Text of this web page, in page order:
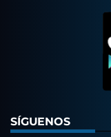
SÍGUENOS